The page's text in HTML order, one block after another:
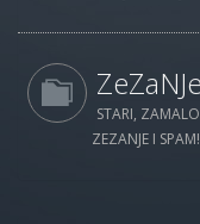
STARI,
ZEZANJE I SPAM!